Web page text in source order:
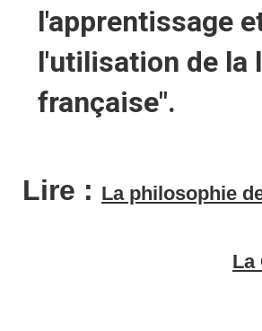
l'apprentissage
l'utilisation de la
française".
Lire : La philosophie
La